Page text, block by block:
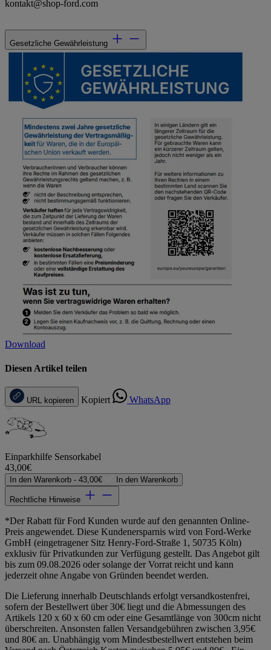
kontakt@shop-ford.com
Gesetzliche Gewährleistung
Download
Diesen Artikel teilen
URL kopieren Kopiert WhatsApp
Einparkhilfe Sensorkabel
43,00€
In den Warenkorb - 43,00€ In den Warenkorb
Rechtliche Hinweise
*Der Rabatt für Ford Kunden wurde auf den genannten Online-
Preis angewendet. Diese Kundenersparnis wird von Ford-Werke
GmbH (eingetragener Sitz Henry-Ford-Straße 1, 50735 Köln)
exklusiv für Privatkunden zur Verfügung gestellt. Das Angebot gilt
bis zum 09.08.2026 oder solange der Vorrat reicht und kann
jederzeit ohne Angabe von Gründen beendet werden.
Die Lieferung innerhalb Deutschlands erfolgt versandkostenfrei,
sofern der Bestellwert über 30€ liegt und die Abmessungen des
Artikels 120 x 60 x 60 cm oder eine Gesamtlänge von 300cm nicht
überschreiten. Ansonsten fallen Versandgebühren zwischen 3,95€
und 80€ an. Unabhängig vom Mindestbestellwert entstehen beim